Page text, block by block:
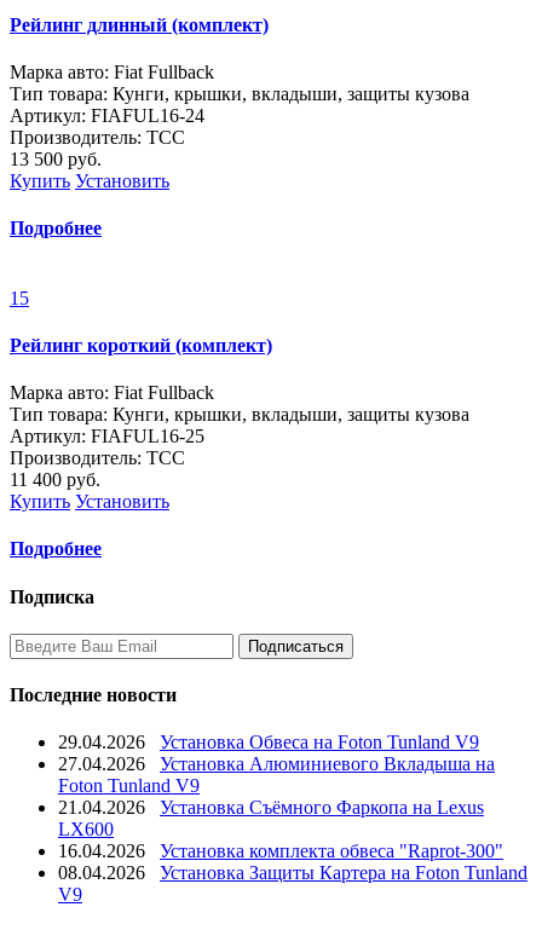
Рейлинг длинный (комплект)
Марка авто: Fiat Fullback
Тип товара: Кунги, крышки, вкладыши, защиты кузова
Артикул: FIAFUL16-24
Производитель: ТСС
13 500 руб.
Купить Установить
Подробнее
15
Рейлинг короткий (комплект)
Марка авто: Fiat Fullback
Тип товара: Кунги, крышки, вкладыши, защиты кузова
Артикул: FIAFUL16-25
Производитель: ТСС
11 400 руб.
Купить Установить
Подробнее
Подписка
Последние новости
29.04.2026
Установка Обвеса на Foton Tunland V9
27.04.2026
Установка Алюминиевого Вкладыша на
Foton Tunland V9
21.04.2026
Установка Съёмного Фаркопа на Lexus
LX600
16.04.2026
Установка комплекта обвеса "Raprot-300"
08.04.2026
Установка Защиты Картера на Foton Tunland
V9